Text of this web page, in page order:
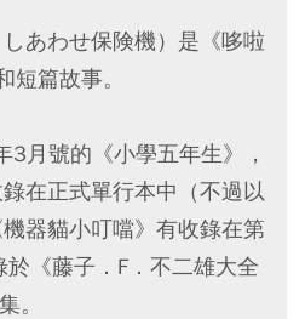
あわせ保険機）是《哆啦
短篇故事。
月號的《小學五年生》，
在正式單行本中（不過以
器貓小叮噹》有收錄在第
《藤子．F．不二雄大全
。